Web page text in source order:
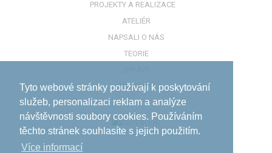
Tyto webové stránky používají k poskytování
služeb, personalizaci reklam a analýze
návštěvnosti soubory cookies. Používáním
těchto stránek souhlasíte s jejich použitím.
Více informací­
PROJEKTY A REALIZACE
ATELIÉR
NAPSALI O NÁS
TEORIE
KONTAKTY